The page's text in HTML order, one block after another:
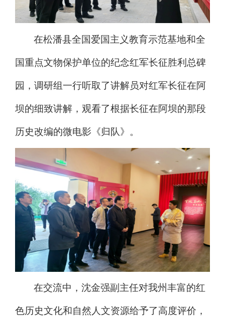
在松潘县全国爱国主义教育示范基地和全
国重点文物保护单位的纪念红军长征胜利总碑
园，调研组一行听取了讲解员对红军长征在阿
坝的细致讲解，观看了根据长征在阿坝的那段
历史改编的微电影《归队》。
在交流中，沈金强副主任对我州丰富的红
色历史文化和自然人文资源给予了高度评价，